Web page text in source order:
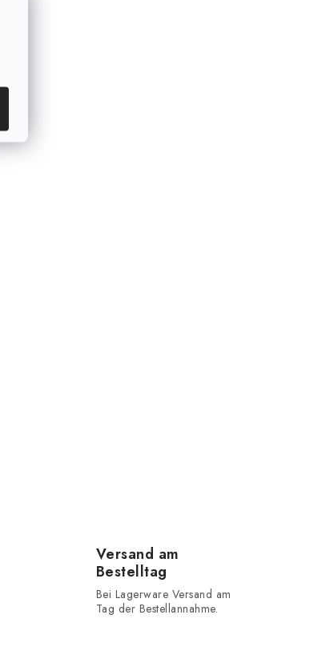
Versand am
Bestelltag
Bei Lagerware Versand am
Tag der Bestellannahme.